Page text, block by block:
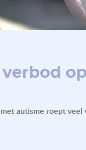
verbod
autisme roept